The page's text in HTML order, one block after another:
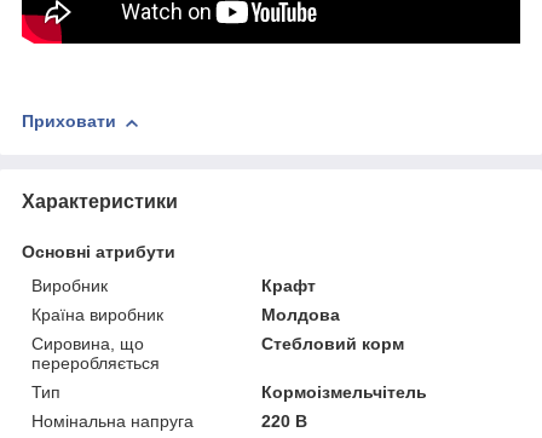
Приховати
Характеристики
Основні атрибути
Виробник
Крафт
Країна виробник
Молдова
Сировина, що
переробляється
Стебловий корм
Тип
Кормоізмельчітель
Номінальна напруга
220 В